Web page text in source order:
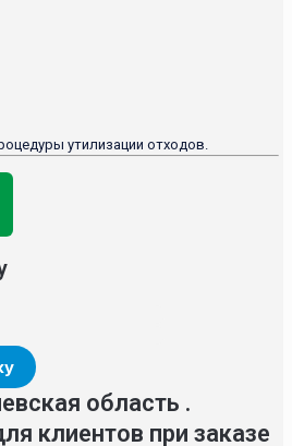
утилизации отходов.
область .
клиентов при заказе